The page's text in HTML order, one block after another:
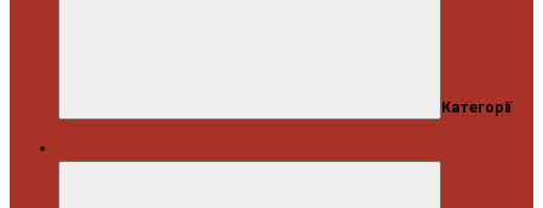
Категорії